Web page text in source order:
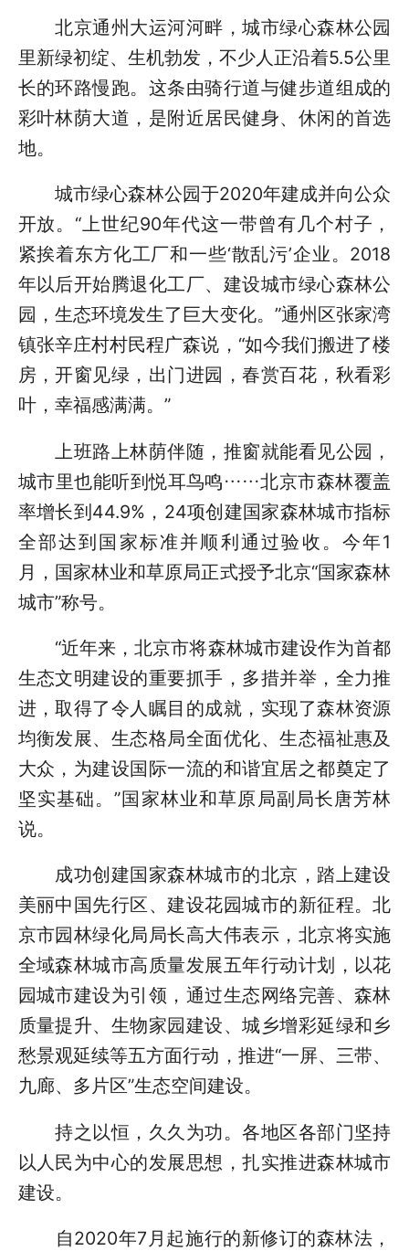
北京通州大运河河畔，城市绿心森林公园
里新绿初绽、生机勃发，不少人正沿着5.5公里
长的环路慢跑。这条由骑行道与健步道组成的
彩叶林荫大道，是附近居民健身、休闲的首选
地。
城市绿心森林公园于2020年建成并向公众
开放。“上世纪90年代这一带曾有几个村子，
紧挨着东方化工厂和一些‘散乱污’企业。2018
年以后开始腾退化工厂、建设城市绿心森林公
园，生态环境发生了巨大变化。”通州区张家湾
镇张辛庄村村民程广森说，“如今我们搬进了楼
房，开窗见绿，出门进园，春赏百花，秋看彩
叶，幸福感满满。”
上班路上林荫伴随，推窗就能看见公园，
城市里也能听到悦耳鸟鸣……北京市森林覆盖
率增长到44.9%，24项创建国家森林城市指标
全部达到国家标准并顺利通过验收。今年1
月，国家林业和草原局正式授予北京“国家森林
城市”称号。
“近年来，北京市将森林城市建设作为首都
生态文明建设的重要抓手，多措并举，全力推
进，取得了令人瞩目的成就，实现了森林资源
均衡发展、生态格局全面优化、生态福祉惠及
大众，为建设国际一流的和谐宜居之都奠定了
坚实基础。”国家林业和草原局副局长唐芳林
说。
成功创建国家森林城市的北京，踏上建设
美丽中国先行区、建设花园城市的新征程。北
京市园林绿化局局长高大伟表示，北京将实施
全域森林城市高质量发展五年行动计划，以花
园城市建设为引领，通过生态网络完善、森林
质量提升、生物家园建设、城乡增彩延绿和乡
愁景观延续等五方面行动，推进“一屏、三带、
九廊、多片区”生态空间建设。
持之以恒，久久为功。各地区各部门坚持
以人民为中心的发展思想，扎实推进森林城市
建设。
自2020年7月起施行的新修订的森林法，